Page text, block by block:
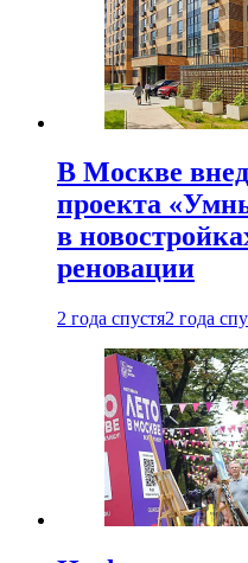
В Москве
проекта
в
реновации
2 года спустя2 года